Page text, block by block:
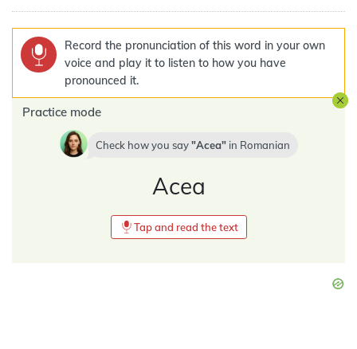
Record the pronunciation of this word in your own
voice and play it to listen to how you have
pronounced it.
Practice mode
Check how you say Acea in Romanian
Acea
Tap and read the text